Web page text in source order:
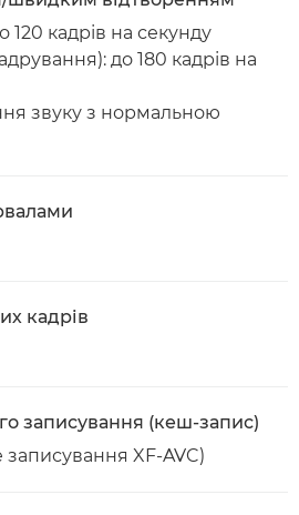
120 кадрів на секунду
до 180 кадрів на
звуку з нормальною
кадрів
записування (кеш-запис)
XF-AVC)